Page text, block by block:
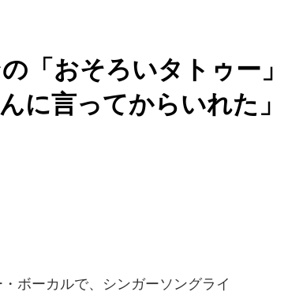
「おそろいタトゥー」
に言ってからいれた」
ボーカルで、シンガーソングライ